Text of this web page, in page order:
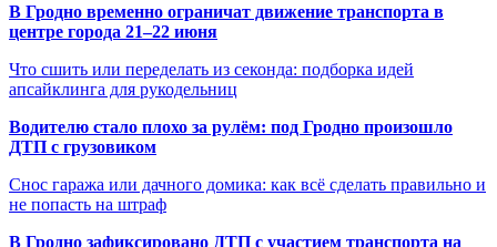
В Гродно временно ограничат движение транспорта в
центре города 21–22 июня
Что сшить или переделать из секонда: подборка идей
апсайклинга для рукодельниц
Водителю стало плохо за рулём: под Гродно произошло
ДТП с грузовиком
Снос гаража или дачного домика: как всё сделать правильно и
не попасть на штраф
В Гродно зафиксировано ДТП с участием транспорта на